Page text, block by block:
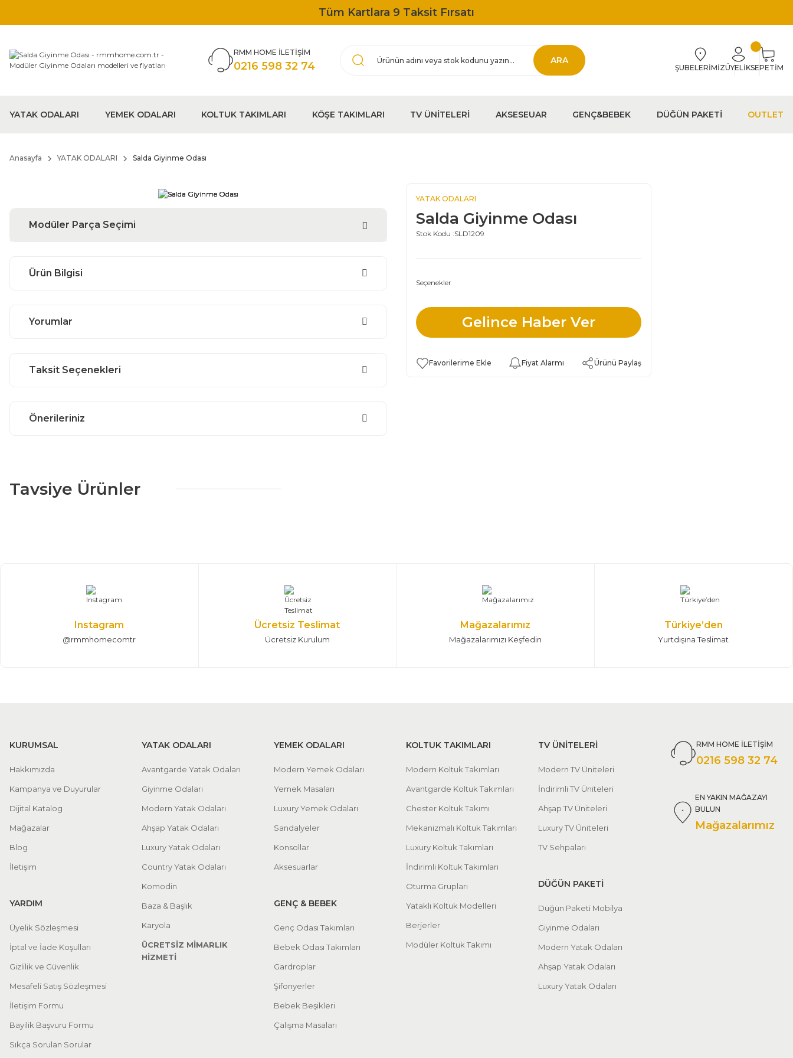
Tüm Kartlara 9 Taksit Fırsatı
RMM HOME İLETİŞİM
0216 598 32 74 ARA
ŞUBELERİMİZÜYELİKSEPETİM
YATAK ODALARI YEMEK ODALARI KOLTUK TAKIMLARI KÖŞE TAKIMLARI TV ÜNİTELERİ AKSESEUAR GENÇ&BEBEK DÜĞÜN PAKETİ OUTLET
Anasayfa YATAK ODALARI Salda Giyinme Odası
Modüler Parça Seçimi
Ürün Bilgisi
Yorumlar
Taksit Seçenekleri
Önerileriniz
Tavsiye Ürünler
207*397 cm
YATAK ODALARI
Salda Giyinme Odası
Stok Kodu :SLD1209
Seçenekler
Gelince Haber Ver
Fiyat Alarmı Ürünü Paylaş
Instagram
@rmmhomecomtr
Ücretsiz Teslimat
Ücretsiz Kurulum
Mağazalarımız
Mağazalarımızı Keşfedin
Türkiye’den
Yurtdışına Teslimat
KURUMSAL
Hakkımızda
Kampanya ve Duyurular
Dijital Katalog
Mağazalar
Blog
İletişim
YARDIM
Üyelik Sözleşmesi
İptal ve İade Koşulları
Gizlilik ve Güvenlik
Mesafeli Satış Sözleşmesi
İletişim Formu
Bayilik Başvuru Formu
Sıkça Sorulan Sorular
YATAK ODALARI
Avantgarde Yatak Odaları
Giyinme Odaları
Modern Yatak Odaları
Ahşap Yatak Odaları
Luxury Yatak Odaları
Country Yatak Odaları
Komodin
Baza & Başlık
Karyola
ÜCRETSİZ MİMARLIK
HİZMETİ
YEMEK ODALARI
Modern Yemek Odaları
Yemek Masaları
Luxury Yemek Odaları
Sandalyeler
Konsollar
Aksesuarlar
GENÇ & BEBEK
Genç Odası Takımları
Bebek Odası Takımları
Gardroplar
Şifonyerler
Bebek Beşikleri
Çalışma Masaları
KOLTUK TAKIMLARI
Modern Koltuk Takımları
Avantgarde Koltuk Takımları
Chester Koltuk Takımı
Mekanizmalı Koltuk Takımları
Luxury Koltuk Takımları
İndirimli Koltuk Takımları
Oturma Grupları
Yataklı Koltuk Modelleri
Berjerler
Modüler Koltuk Takımı
TV ÜNİTELERİ
Modern TV Üniteleri
İndirimli TV Üniteleri
Ahşap TV Üniteleri
Luxury TV Üniteleri
TV Sehpaları
DÜĞÜN PAKETİ
Düğün Paketi Mobilya
Giyinme Odaları
Modern Yatak Odaları
Ahşap Yatak Odaları
Luxury Yatak Odaları
RMM HOME İLETİŞİM
0216 598 32 74
EN YAKIN MAĞAZAYI
BULUN
Mağazalarımız